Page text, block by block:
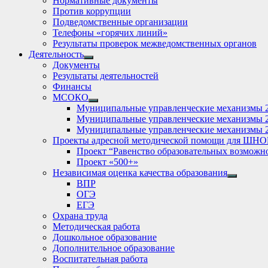
Против коррупции
Подведомственные организации
Телефоны «горячих линий»
Результаты проверок межведомственных органов
Деятельность
Show
sub
menu
Документы
Результаты деятельностей
Финансы
МСОКО
Show
sub
menu
Муниципальные управленческие механизмы
Муниципальные управленческие механизмы
Муниципальные управленческие механизмы
Проекты адресной методической помощи для
Проект “Равенство образовательных
Проект «500+»
Независимая оценка качества образования
Show
ВПР
ОГЭ
ЕГЭ
Охрана труда
Методическая работа
Дошкольное образование
Дополнительное образование
Воспитательная работа